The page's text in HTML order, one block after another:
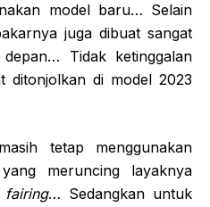
model baru… Selain
juga dibuat sangat
Tidak ketinggalan
ditonjolkan di model 2023
tetap menggunakan
meruncing layaknya
… Sedangkan untuk